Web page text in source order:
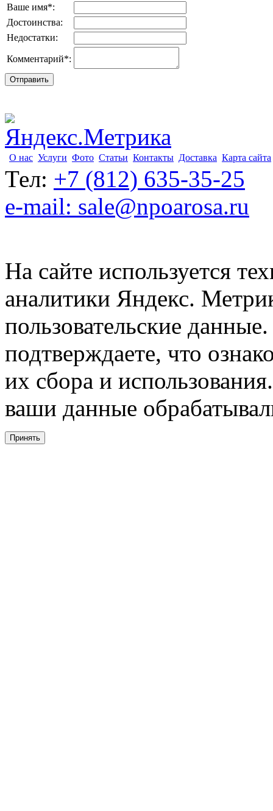
Ваше имя*:
Достоинства:
Недостатки:
Комментарий*:
О нас Услуги Фото Статьи Контакты Доставка Карта сайта
Тел: +7 (812) 635-35-25
e-mail: sale@npoarosa.ru
На сайте используется
аналитики Яндекс.
пользовательские
подтверждаете, что
их сбора и
ваши данные
Принять